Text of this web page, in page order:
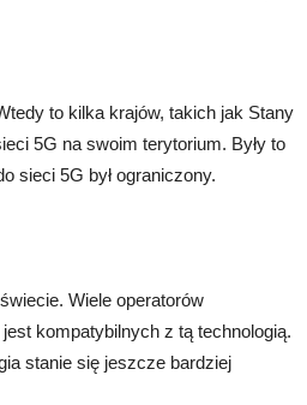
to kilka krajów, takich jak Stany
5G na swoim terytorium. Były to
sieci 5G był ograniczony.
Wiele operatorów
kompatybilnych z tą technologią.
stanie się jeszcze bardziej